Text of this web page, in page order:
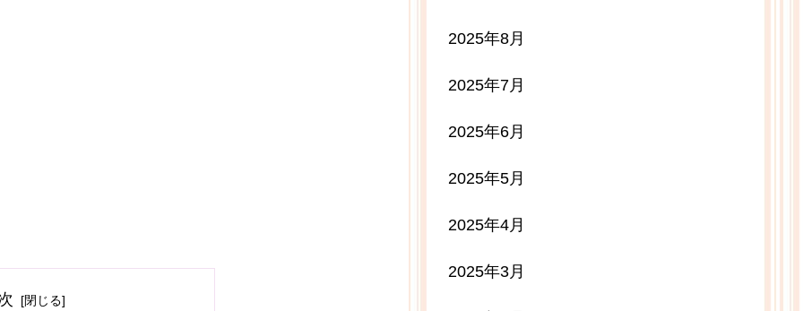
2025年8月
2025年7月
2025年6月
2025年5月
2025年4月
2025年3月